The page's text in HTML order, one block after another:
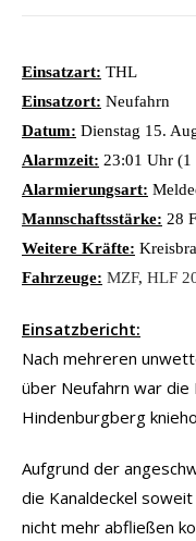
Einsatzart: THL
Einsatzort: Neufahrn
Datum: Dienstag 15.
Alarmzeit: 23:01 Uhr (1
Alarmierungsart:
Mannschaftsstärke: 28
Weitere Kräfte:
Fahrzeuge: MZF, HLF
Einsatzbericht:
Nach mehreren
über Neufahrn war die
Hindenburgberg
Aufgrund der
die Kanaldeckel
nicht mehr abfließen